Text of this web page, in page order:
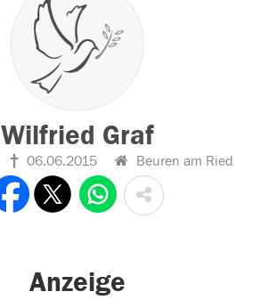
Wilfried Graf
06.06.2015 Beuren am Ried
Anzeige